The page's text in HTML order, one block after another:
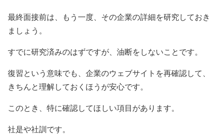
最終面接前は、もう一度、その企業の詳細を研究しておき
ましょう。
すでに研究済みのはずですが、油断をしないことです。
復習という意味でも、企業のウェブサイトを再確認して、
きちんと理解しておくほうが安心です。
このとき、特に確認してほしい項目があります。
社是や社訓です。